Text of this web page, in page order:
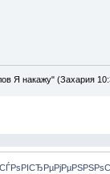
Я накажу" (Захария